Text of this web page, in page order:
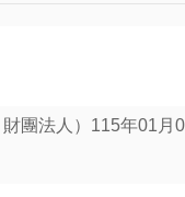
團法人）115年01